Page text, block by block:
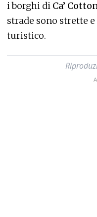
i borghi di Ca’
strade sono strette
turistico.